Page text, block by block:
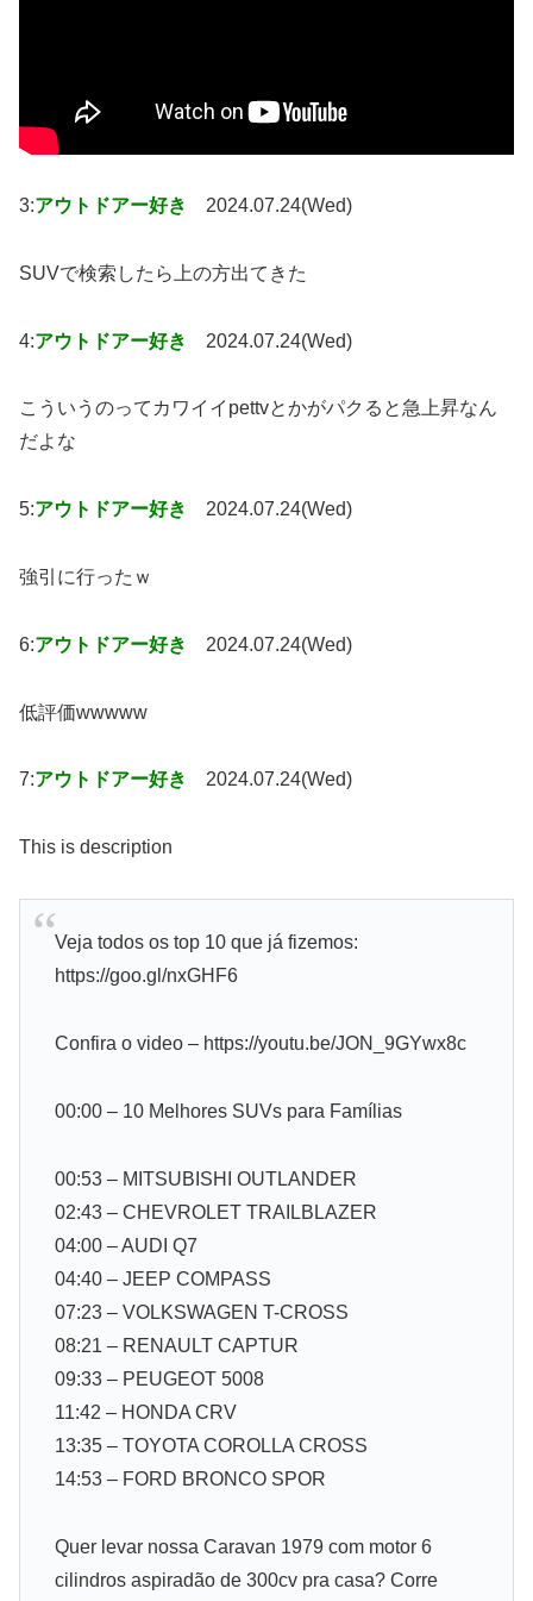
3:アウトドアー好き 2024.07.24(Wed)
SUVで検索したら上の方出てきた
4:アウトドアー好き 2024.07.24(Wed)
こういうのってカワイイpettvとかがパクると急上昇なん
だよな
5:アウトドアー好き 2024.07.24(Wed)
強引に行ったｗ
6:アウトドアー好き 2024.07.24(Wed)
低評価wwwww
7:アウトドアー好き 2024.07.24(Wed)
This is description
Veja todos os top 10 que já fizemos:
https://goo.gl/nxGHF6
Confira o video – https://youtu.be/JON_9GYwx8c
00:00 – 10 Melhores SUVs para Famílias
00:53 – MITSUBISHI OUTLANDER
02:43 – CHEVROLET TRAILBLAZER
04:00 – AUDI Q7
04:40 – JEEP COMPASS
07:23 – VOLKSWAGEN T-CROSS
08:21 – RENAULT CAPTUR
09:33 – PEUGEOT 5008
11:42 – HONDA CRV
13:35 – TOYOTA COROLLA CROSS
14:53 – FORD BRONCO SPOR
Quer levar nossa Caravan 1979 com motor 6
cilindros aspiradão de 300cv pra casa? Corre